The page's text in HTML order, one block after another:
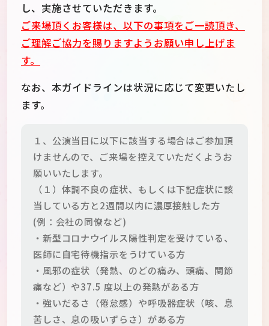
し、実施させていただきます。
ご来場頂くお客様は、以下の事項をご一読頂き、
ご理解ご協力を賜りますようお願い申し上げま
す。
なお、本ガイドラインは状況に応じて変更いたし
ます。
１、公演当日に以下に該当する場合はご参加頂
けませんので、ご来場を控えていただくようお
願いいたします。
（１）体調不良の症状、もしくは下記症状に該
当している方と2週間以内に濃厚接触した方
(例：会社の同僚など)
・新型コロナウイルス陽性判定を受けている、
医師に自宅待機指示をうけている方
・風邪の症状（発熱、のどの痛み、頭痛、関節
痛など）や37.5 度以上の発熱がある方
・強いだるさ（倦怠感）や呼吸器症状（咳、息
苦しさ、息の吸いずらさ）がある方